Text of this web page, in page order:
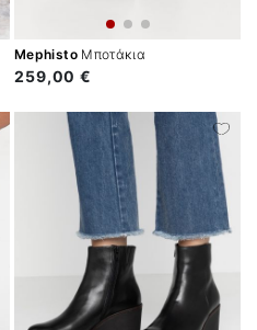
MephistoΜποτάκια
259,00 €